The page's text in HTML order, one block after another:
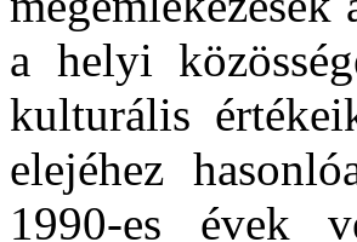
a helyi
kulturális
elejéhez
1990-es évek